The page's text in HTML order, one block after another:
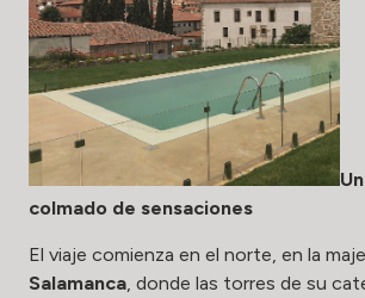
colmado de sensaciones
El viaje comienza en el norte, en la
Salamanca, donde las torres de su